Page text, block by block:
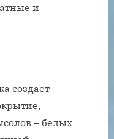
и
создает
– белых